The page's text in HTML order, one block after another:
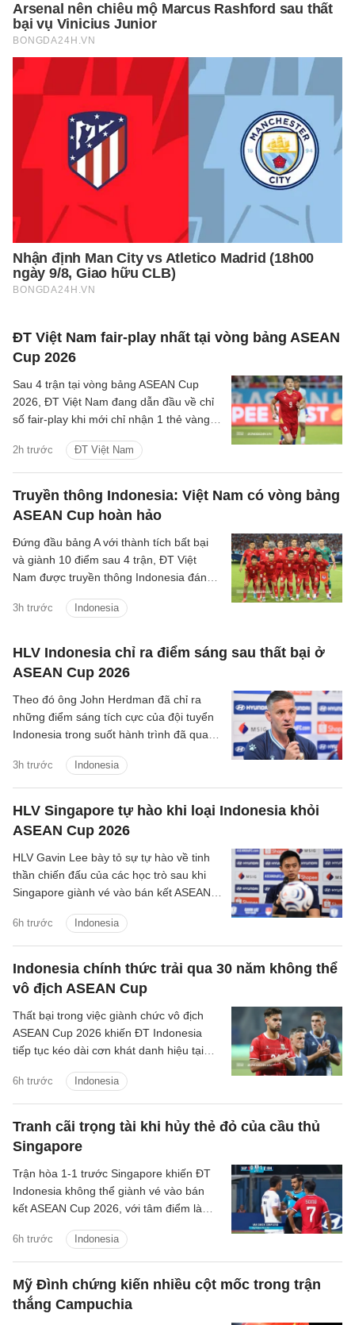
ĐT Việt Nam fair-play nhất tại vòng bảng ASEAN
Cup 2026
2h trước ĐT Việt Nam
Sau 4 trận tại vòng bảng ASEAN Cup
2026, ĐT Việt Nam đang dẫn đầu về chỉ
số fair-play khi mới chỉ nhận 1 thẻ vàng
Truyền thông Indonesia: Việt Nam có vòng bảng
ASEAN Cup hoàn hảo
3h trước Indonesia
Đứng đầu bảng A với thành tích bất bại
và giành 10 điểm sau 4 trận, ĐT Việt
Nam được truyền thông Indonesia đánh
địch.
HLV Indonesia chỉ ra điểm sáng sau thất bại ở
ASEAN Cup 2026
3h trước Indonesia
Theo đó ông John Herdman đã chỉ ra
những điểm sáng tích cực của đội tuyển
Indonesia trong suốt hành trình đã qua
HLV Singapore tự hào khi loại Indonesia khỏi
ASEAN Cup 2026
6h trước Indonesia
HLV Gavin Lee bày tỏ sự tự hào về tinh
thần chiến đấu của các học trò sau khi
Singapore giành vé vào bán kết ASEAN
loại ngay từ vòng bảng.
Indonesia chính thức trải qua 30 năm không thể
vô địch ASEAN Cup
6h trước Indonesia
Thất bại trong việc giành chức vô địch
ASEAN Cup 2026 khiến ĐT Indonesia
tiếp tục kéo dài cơn khát danh hiệu tại
kể từ lần đầu tiên giải được tổ chức.
Tranh cãi trọng tài khi hủy thẻ đỏ của cầu thủ
Singapore
6h trước Indonesia
Trận hòa 1-1 trước Singapore khiến ĐT
Indonesia không thể giành vé vào bán
kết ASEAN Cup 2026, với tâm điểm là
Salim.
Mỹ Đình chứng kiến nhiều cột mốc trong trận
thắng Campuchia